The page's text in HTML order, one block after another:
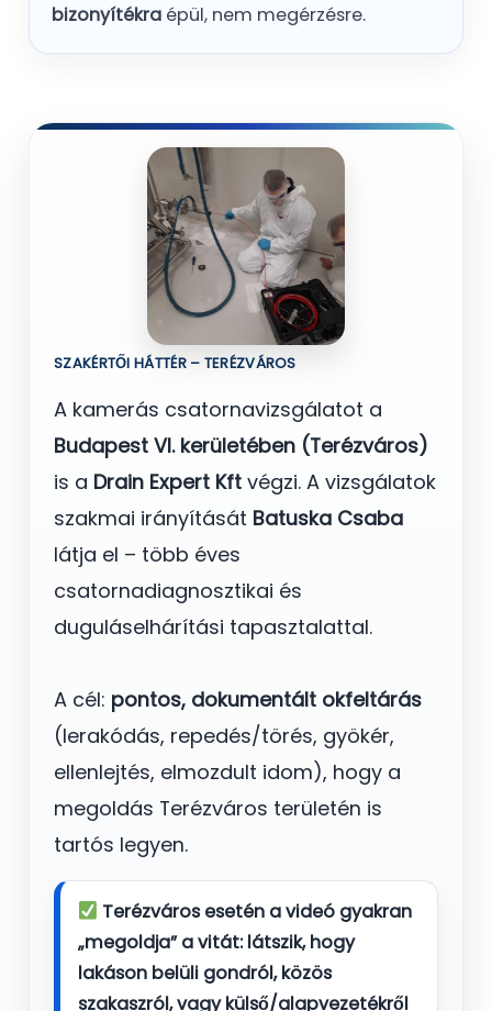
bizonyítékra épül, nem megérzésre.
SZAKÉRTŐI HÁTTÉR – TERÉZVÁROS
A kamerás csatornavizsgálatot a
Budapest VI. kerületében (Terézváros)
is a Drain Expert Kft végzi. A vizsgálatok
szakmai irányítását Batuska Csaba
látja el – több éves
csatornadiagnosztikai és
duguláselhárítási tapasztalattal.
A cél: pontos, dokumentált okfeltárás
(lerakódás, repedés/törés, gyökér,
ellenlejtés, elmozdult idom), hogy a
megoldás Terézváros területén is
tartós legyen.
Terézváros esetén a videó gyakran
„megoldja” a vitát: látszik, hogy
lakáson belüli gondról, közös
szakaszról, vagy külső/alapvezetékről